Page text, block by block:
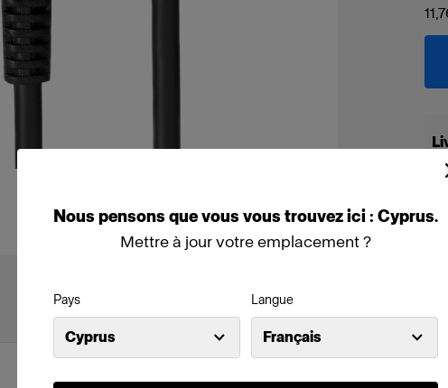
Nous pensons quevous vous trouvezici : Cyprus.
Mettre à jour votre emplacement ?
Pays
Cyprus
Langue
Français